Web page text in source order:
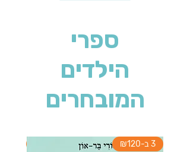
ספרי
הילדים
המובחרים
3 ב-₪120